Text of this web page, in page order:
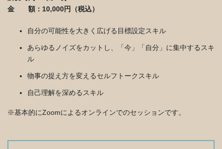
金 額： 10,000円（税込）
自分の可能性を大きく広げる目標設定スキル
あらゆるノイズをカットし、「今」「自分」に集中するスキ
ル
物事の捉え方を変えるセルフトークスキル
自己理解を深めるスキル
※基本的にZoomによるオンラインでのセッションです。